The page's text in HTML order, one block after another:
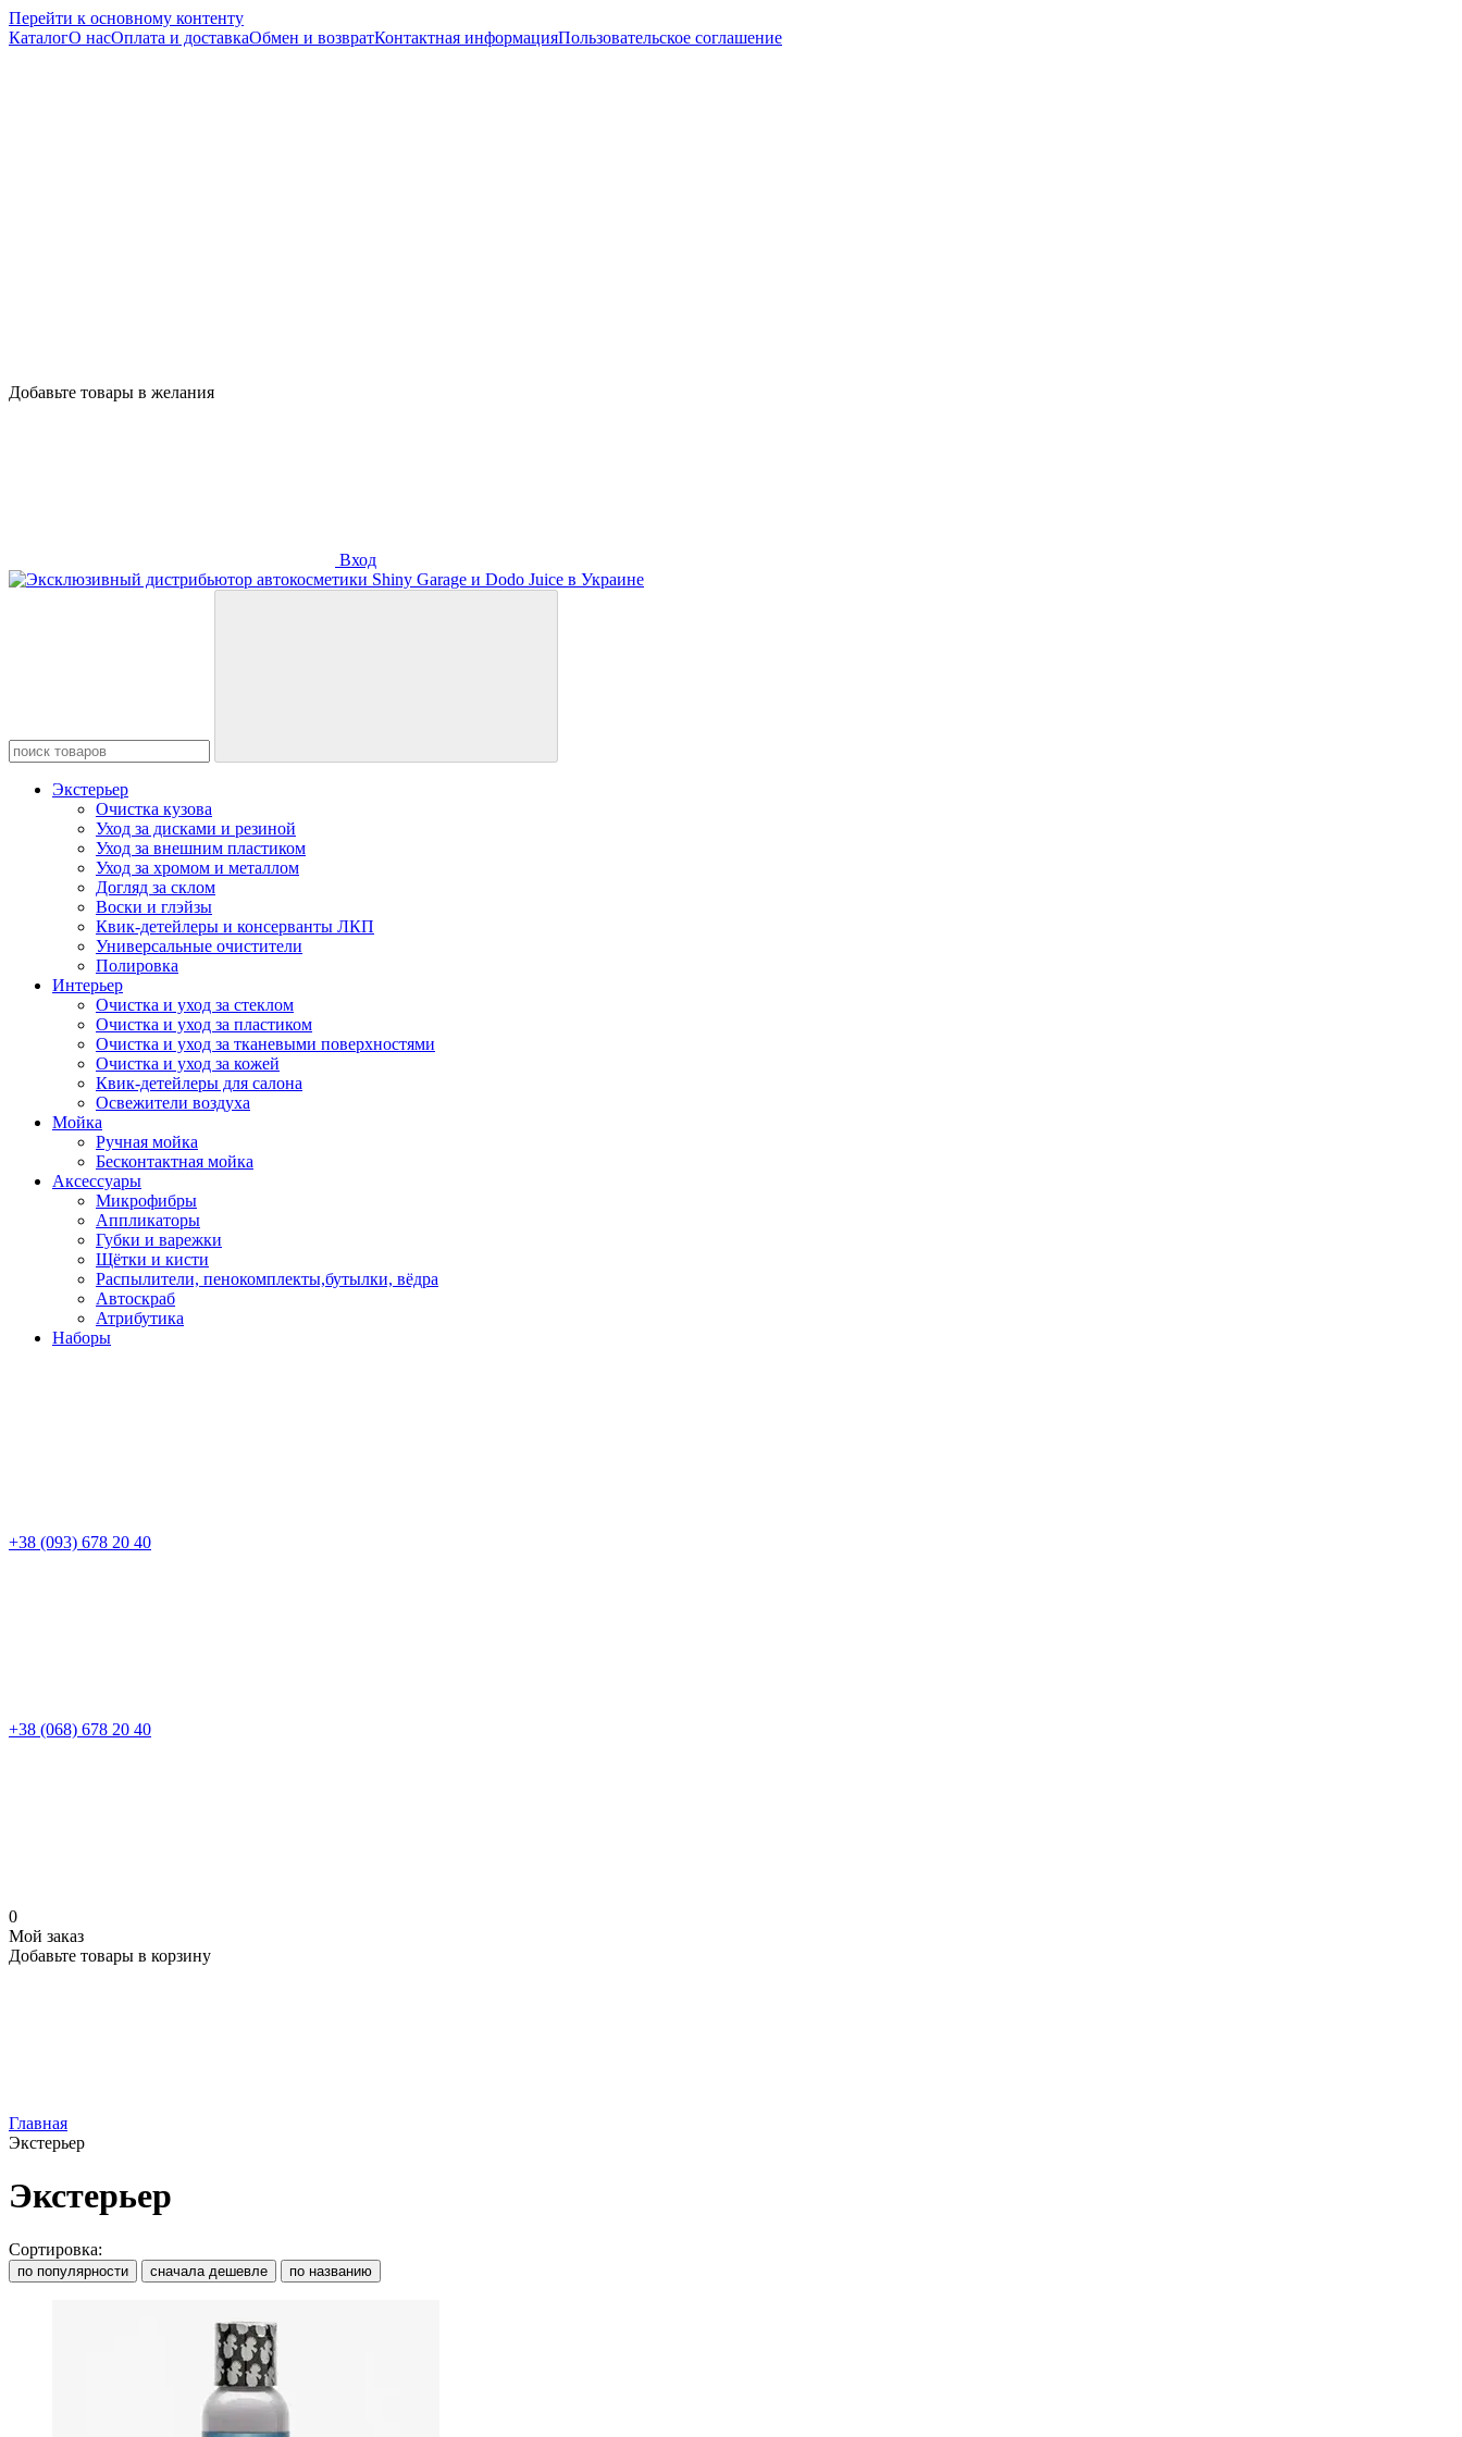
Перейти к основному контенту
КаталогО насОплата и доставкаОбмен и возвратКонтактная информацияПользовательское соглашение
Добавьте товары в желания
Вход
Экстерьер
Очистка кузова
Уход за дисками и резиной
Уход за внешним пластиком
Уход за хромом и металлом
Догляд за склом
Воски и глэйзы
Квик-детейлеры и консерванты ЛКП
Универсальные очистители
Полировка
Интерьер
Очистка и уход за стеклом
Очистка и уход за пластиком
Очистка и уход за тканевыми поверхностями
Очистка и уход за кожей
Квик-детейлеры для салона
Освежители воздуха
Мойка
Ручная мойка
Бесконтактная мойка
Аксессуары
Микрофибры
Аппликаторы
Губки и варежки
Щётки и кисти
Распылители, пенокомплекты,бутылки, вёдра
Автоскраб
Атрибутика
Наборы
+38 (093) 678 20 40
+38 (068) 678 20 40
0
Мой заказ
Добавьте товары в корзину
Главная
Экстерьер
Экстерьер
Сортировка:
по популярности сначала дешевле по названию